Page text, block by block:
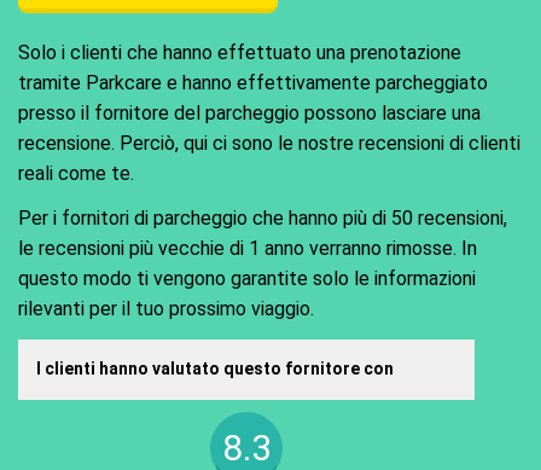
Solo i clienti che hanno effettuato una prenotazione
tramite Parkcare e hanno effettivamente parcheggiato
presso il fornitore del parcheggio possono lasciare una
recensione. Perciò, qui ci sono le nostre recensioni di clienti
reali come te.
Per i fornitori di parcheggio che hanno più di 50 recensioni,
le recensioni più vecchie di 1 anno verranno rimosse. In
questo modo ti vengono garantite solo le informazioni
rilevanti per il tuo prossimo viaggio.
I clienti hanno valutato questo fornitore con
8.3